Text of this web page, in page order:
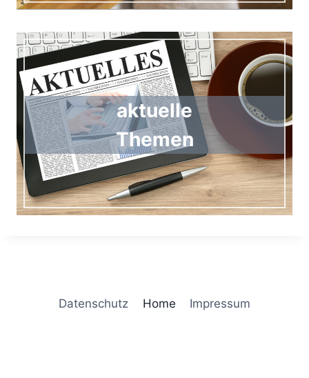
aktuelle
Themen
Datenschutz Home Impressum